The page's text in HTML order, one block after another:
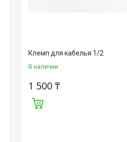
Клемп для кабелья 1/2
В наличии
1 500 ₸